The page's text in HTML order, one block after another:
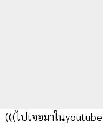
(((ไปเจอมาใน